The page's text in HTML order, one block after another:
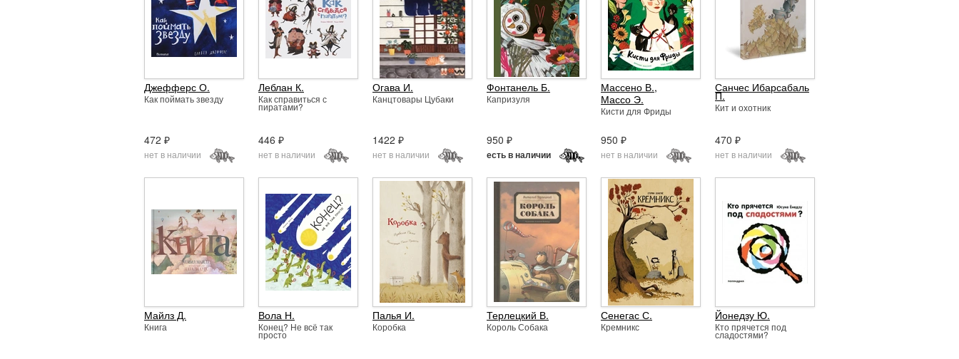
Джефферс О.
Как поймать звезду
472 ₽
нет в наличии
Леблан К.
Как справиться с
пиратами?
446 ₽
нет в наличии
Огава И.
Канцтовары Цубаки
1422 ₽
нет в наличии
Фонтанель Б.
Капризуля
950 ₽
есть в наличии
Массено В.,
Массо Э.
Кисти для Фриды
950 ₽
нет в наличии
Санчес Ибарсабаль
П.
Кит и охотник
470 ₽
нет в наличии
Майлз Д.
Книга
Вола Н.
Конец? Не всё так
просто
Палья И.
Коробка
Терлецкий В.
Король Собака
Сенегас С.
Кремникс
Йонедзу Ю.
Кто прячется под
сладостями?